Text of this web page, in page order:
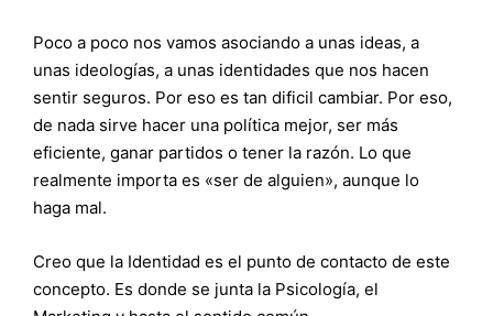
Poco a poco nos vamos asociando a unas ideas, a
unas ideologías, a unas identidades que nos hacen
sentir seguros. Por eso es tan dificil cambiar. Por eso,
de nada sirve hacer una política mejor, ser más
eficiente, ganar partidos o tener la razón. Lo que
realmente importa es «ser de alguien», aunque lo
haga mal.
Creo que la Identidad es el punto de contacto de este
concepto. Es donde se junta la Psicología, el